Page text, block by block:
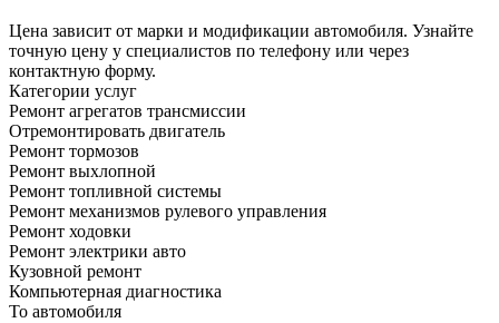
Цена зависит от марки и модификации автомобиля. Узнайте
точную цену у специалистов по телефону или через
контактную форму.
Категории услуг
Ремонт агрегатов трансмиссии
Отремонтировать двигатель
Ремонт тормозов
Ремонт выхлопной
Ремонт топливной системы
Ремонт механизмов рулевого управления
Ремонт ходовки
Ремонт электрики авто
Кузовной ремонт
Компьютерная диагностика
То автомобиля